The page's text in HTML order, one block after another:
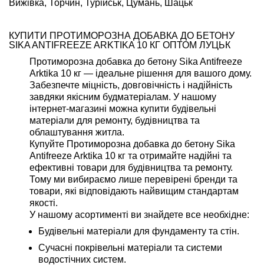
Вижівка, Торчин, Турійськ, Цумань, Шацьк
КУПИТИ ПРОТИМОРОЗНА ДОБАВКА ДО БЕТОНУ
SIKA ANTIFREEZE ARKTIKA 10 КГ ОПТОМ ЛУЦЬК
Протиморозна добавка до бетону Sika Antifreeze
Arktika 10 кг — ідеальне рішення для вашого дому.
Забезпечте міцність, довговічність і надійність
завдяки якісним будматеріалам. У нашому
інтернет-магазині можна купити будівельні
матеріали для ремонту, будівництва та
облаштування житла.
Купуйте Протиморозна добавка до бетону Sika
Antifreeze Arktika 10 кг та отримайте надійні та
ефективні товари для будівництва та ремонту.
Тому ми вибираємо лише перевірені бренди та
товари, які відповідають найвищим стандартам
якості.
У нашому асортименті ви знайдете все необхідне:
Будівельні матеріали для фундаменту та стін.
Сучасні покрівельні матеріали та системи
водостічних систем.